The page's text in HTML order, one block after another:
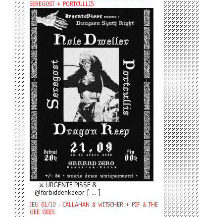
SEREGOST + PORTCULLIS
⚔️ URGENTE PISSE &
@forbiddenkeepr [ ... ]
JEU 01/10 : CALLAHAN & WITSCHER + PIF & THE
GEE GEES